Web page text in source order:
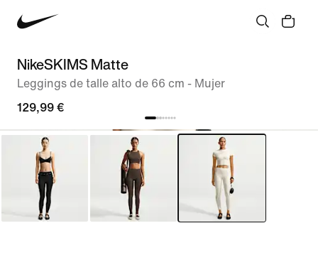
NikeSKIMS Matte
Leggings de talle alto de 66 cm - Mujer
129,99 €